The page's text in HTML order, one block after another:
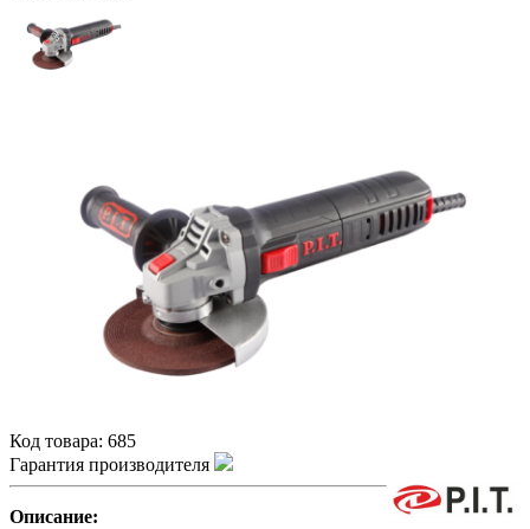
Код товара: 685
Гарантия производителя
Описание: